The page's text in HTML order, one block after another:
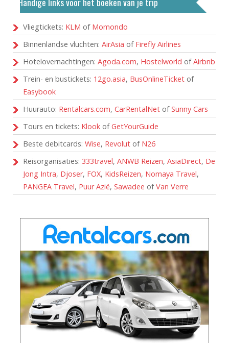
Vliegtickets: KLM of Momondo
Binnenlandse vluchten: AirAsia of Firefly Airlines
Hotelovernachtingen: Agoda.com, Hostelworld ofAirbnb
Trein- en bustickets: 12go.asia, BusOnlineTicket of
Easybook
Huurauto: Rentalcars.com, CarRentalNet ofSunny Cars
Tours en tickets: Klook ofGetYourGuide
Beste debitcards: Wise, Revolut of N26
Reisorganisaties: 333travel, ANWB Reizen, AsiaDirect, De
Jong Intra, Djoser, FOX, KidsReizen, Nomaya Travel,
PANGEA Travel, Puur Azië, Sawadee ofVan Verre